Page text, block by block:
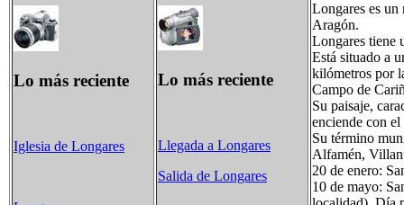
Lo más reciente
Iglesia de Longares
Lo más reciente
Llegada a Longares
Salida de Longares
Longares es
Aragón.
Longares tiene
Está situado a
kilómetros por
Campo de
Su paisaje,
enciende con
Su término
Alfamén,
20 de enero:
10 de mayo: